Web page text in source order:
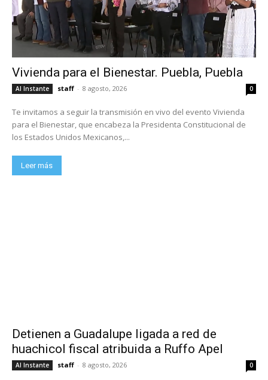
Vivienda para el Bienestar. Puebla, Puebla
Al Instante staff - 8 agosto, 2026 0
Te invitamos a seguir la transmisión en vivo del evento Vivienda
para el Bienestar, que encabeza la Presidenta Constitucional de
los Estados Unidos Mexicanos,...
Leer más
Detienen a Guadalupe ligada a red de
huachicol fiscal atribuida a Ruffo Apel
Al Instante staff - 8 agosto, 2026 0